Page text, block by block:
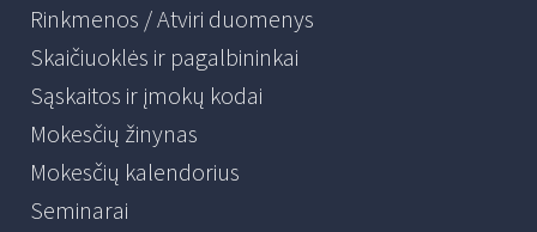
Rinkmenos / Atviri duomenys
Skaičiuoklės ir pagalbininkai
Sąskaitos ir įmokų kodai
Mokesčių žinynas
Mokesčių kalendorius
Seminarai